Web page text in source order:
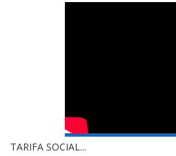
TARIFA SOCIAL...